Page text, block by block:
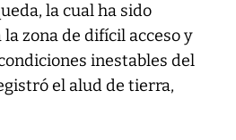
la cual ha sido
zona de difícil acceso y
inestables del
el alud de tierra,